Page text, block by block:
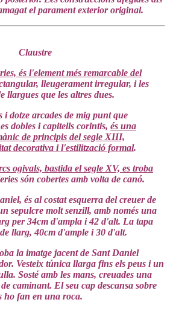
el parament exterior original.
Claustre
és l'element més remarcable del
lleugerament irregular, i les
llargues que les altres dues.
i dotze arcades de mig punt que
dobles i capitells corintis, és una
de principis del segle XIII,
decorativa i l'estilització formal.
ogivals, bastida el segle XV, es troba
són cobertes amb volta de canó.
és al costat esquerra del creuer de
sepulcre molt senzill, amb només una
per 34cm d'ampla i 42 d'alt. La tapa
llarg, 40cm d'ample i 30 d'alt.
la imatge jacent de Sant Daniel
Vesteix túnica llarga fins els peus i un
Sosté amb les mans, creuades una
caminant. El seu cap descansa sobre
ho fan en una roca.